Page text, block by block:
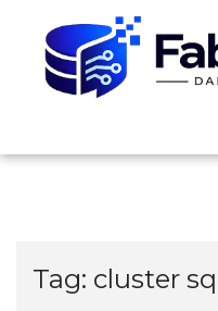
content
Tag: cluster